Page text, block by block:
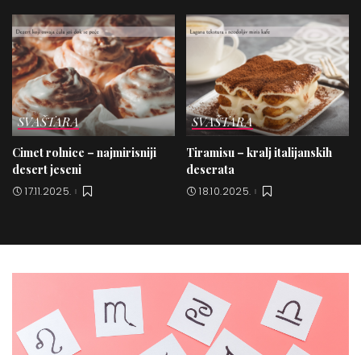
SVAŠTARA
Cimet rolnice – najmirisniji
desert jeseni
17.11.2025.
SVAŠTARA
Tiramisu – kralj italijanskih
deserata
18.10.2025.